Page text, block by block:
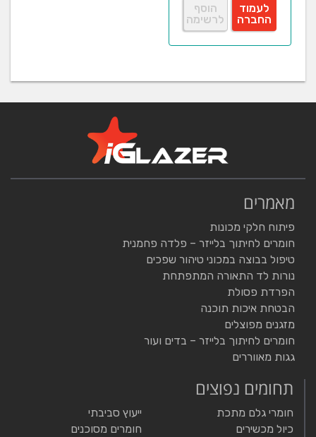
לעמוד
החברה
הוסף
לרשימה
מאמרים
פיתוח חלקי מכונות
חומרים לחיתוך בלייזר – פלדה פחמנית
טיפול בבוצה במכוני טיהור שפכים
נורות לד התאורה המתפתחת
הפרדת פסולת
הבטחת איכות תוכנה
מזגנים מפוצלים
חומרים לחיתוך בלייזר – בדים ועור
גגות מאווררים
תחומים נפוצים
חומרי גלם מתכת
כיול מכשירים
ייעוץ סביבתי
חומרים מסוכנים